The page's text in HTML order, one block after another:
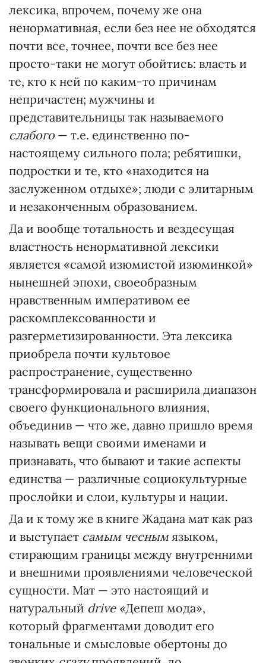
лексика, впрочем, почему же она
ненормативная, если без нее не обходятся
почти все, точнее, почти все без нее
просто-таки не могут обойтись: власть и
те, кто к ней по каким-то причинам
непричастен; мужчины и
представительницы так называемого
слабого— т.е. единственно по-
настоящему сильного пола; ребятишки,
подростки и те, кто «находится на
заслуженном отдыхе»; люди с элитарным
и незаконченным образованием.
Да и вообще тотальность и вездесущая
властность ненормативной лексики
является «самой изюмистой изюминкой»
нынешней эпохи, своеобразным
нравственным императивом ее
раскомплексованности и
разгерметизированности. Эта лексика
приобрела почти культовое
распространение, существенно
трансформировала и расширила диапазон
своего функционального влияния,
объединив — что же, давно пришло время
называть вещи своими именами и
признавать, что бывают и такие аспекты
единства — различные социокультурные
прослойки и слои, культуры и нации.
Да и к тому же в книге Жадана мат как раз
и выступает самым чеснымязыком,
стирающим границы между внутренними
и внешними проявлениями человеческой
сущности. Мат — это настоящий и
натуральный drive «Депеш мода»,
который фрагментами доводит его
тональные и смысловые обертоны до